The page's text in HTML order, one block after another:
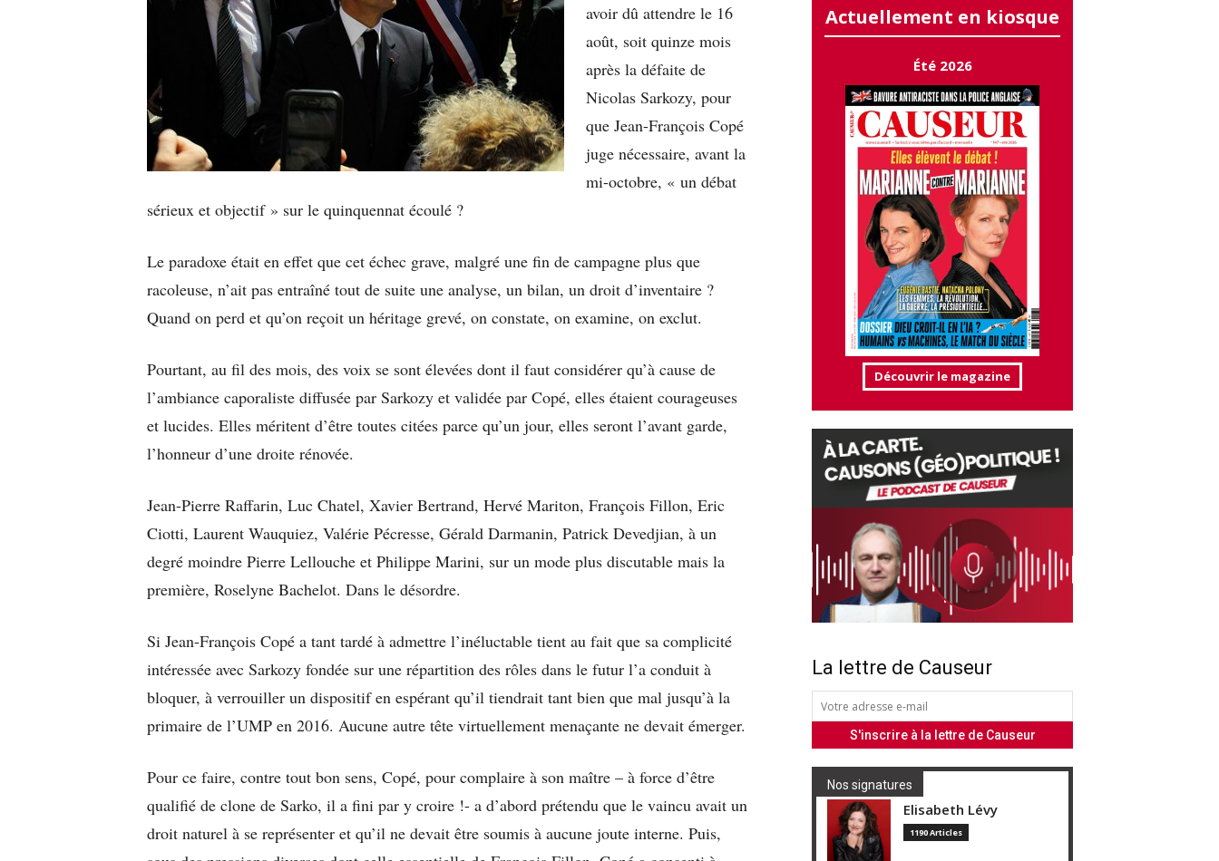
avoir dû attendre le 16
août, soit quinze mois
après la défaite de
Nicolas Sarkozy, pour
que Jean-François Copé
juge nécessaire, avant la
mi-octobre, « un débat
sérieux et objectif » sur le quinquennat écoulé ?
Le paradoxe était en effet que cet échec grave, malgré une fin de campagne plus que
racoleuse, n’ait pas entraîné tout de suite une analyse, un bilan, un droit d’inventaire ?
Quand on perd et qu’on reçoit un héritage grevé, on constate, on examine, on exclut.
Pourtant, au fil des mois, des voix se sont élevées dont il faut considérer qu’à cause de
l’ambiance caporaliste diffusée par Sarkozy et validée par Copé, elles étaient courageuses
et lucides. Elles méritent d’être toutes citées parce qu’un jour, elles seront l’avant garde,
l’honneur d’une droite rénovée.
Jean-Pierre Raffarin, Luc Chatel, Xavier Bertrand, Hervé Mariton, François Fillon, Eric
Ciotti, Laurent Wauquiez, Valérie Pécresse, Gérald Darmanin, Patrick Devedjian, à un
degré moindre Pierre Lellouche et Philippe Marini, sur un mode plus discutable mais la
première, Roselyne Bachelot. Dans le désordre.
Si Jean-François Copé a tant tardé à admettre l’inéluctable tient au fait que sa complicité
intéressée avec Sarkozy fondée sur une répartition des rôles dans le futur l’a conduit à
bloquer, à verrouiller un dispositif en espérant qu’il tiendrait tant bien que mal jusqu’à la
primaire de l’UMP en 2016. Aucune autre tête virtuellement menaçante ne devait émerger.
Pour ce faire, contre tout bon sens, Copé, pour complaire à son maître – à force d’être
qualifié de clone de Sarko, il a fini par y croire !- a d’abord prétendu que le vaincu avait un
droit naturel à se représenter et qu’il ne devait être soumis à aucune joute interne. Puis,
Actuellement en kiosque
Été 2026
Découvrir le magazine
La lettre de Causeur
Nos signatures
Elisabeth Lévy
1190 Articles